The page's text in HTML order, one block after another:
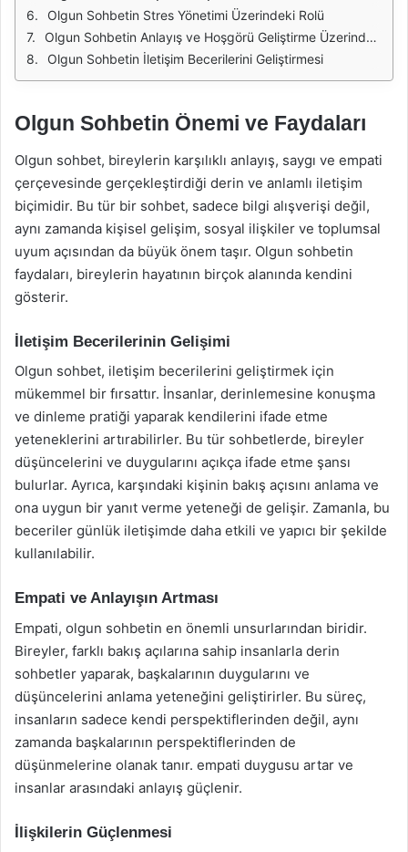
Olgun Sohbetin Stres Yönetimi Üzerindeki Rolü
Olgun Sohbetin Anlayış ve Hoşgörü Geliştirme Üzerindeki Etkisi
Olgun Sohbetin İletişim Becerilerini Geliştirmesi
Olgun Sohbetin Önemi ve Faydaları
Olgun sohbet, bireylerin karşılıklı anlayış, saygı ve empati
çerçevesinde gerçekleştirdiği derin ve anlamlı iletişim
biçimidir. Bu tür bir sohbet, sadece bilgi alışverişi değil,
aynı zamanda kişisel gelişim, sosyal ilişkiler ve toplumsal
uyum açısından da büyük önem taşır. Olgun sohbetin
faydaları, bireylerin hayatının birçok alanında kendini
gösterir.
İletişim Becerilerinin Gelişimi
Olgun sohbet, iletişim becerilerini geliştirmek için
mükemmel bir fırsattır. İnsanlar, derinlemesine konuşma
ve dinleme pratiği yaparak kendilerini ifade etme
yeteneklerini artırabilirler. Bu tür sohbetlerde, bireyler
düşüncelerini ve duygularını açıkça ifade etme şansı
bulurlar. Ayrıca, karşındaki kişinin bakış açısını anlama ve
ona uygun bir yanıt verme yeteneği de gelişir. Zamanla, bu
beceriler günlük iletişimde daha etkili ve yapıcı bir şekilde
kullanılabilir.
Empati ve Anlayışın Artması
Empati, olgun sohbetin en önemli unsurlarından biridir.
Bireyler, farklı bakış açılarına sahip insanlarla derin
sohbetler yaparak, başkalarının duygularını ve
düşüncelerini anlama yeteneğini geliştirirler. Bu süreç,
insanların sadece kendi perspektiflerinden değil, aynı
zamanda başkalarının perspektiflerinden de
düşünmelerine olanak tanır. empati duygusu artar ve
insanlar arasındaki anlayış güçlenir.
İlişkilerin Güçlenmesi